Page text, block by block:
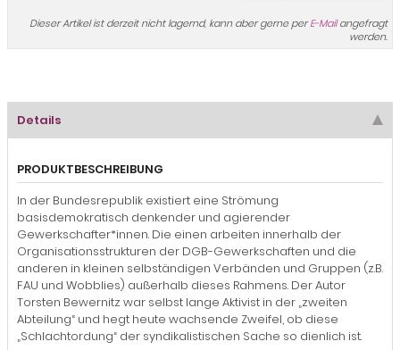
Dieser Artikel ist derzeit nicht lagernd, kann aber gerne perE-Mailangefragt
werden.
Details
PRODUKTBESCHREIBUNG
In der Bundesrepublik existiert eine Strömung
basisdemokratisch denkender und agierender
Gewerkschafter*innen. Die einen arbeiten innerhalb der
Organisationsstrukturen der DGB-Gewerkschaften und die
anderen in kleinen selbständigen Verbänden und Gruppen (z.B.
FAU und Wobblies) außerhalb dieses Rahmens. Der Autor
Torsten Bewernitz war selbst lange Aktivist in der „zweiten
Abteilung“ und hegt heute wachsende Zweifel, ob diese
„Schlachtordung“ der syndikalistischen Sache so dienlich ist.